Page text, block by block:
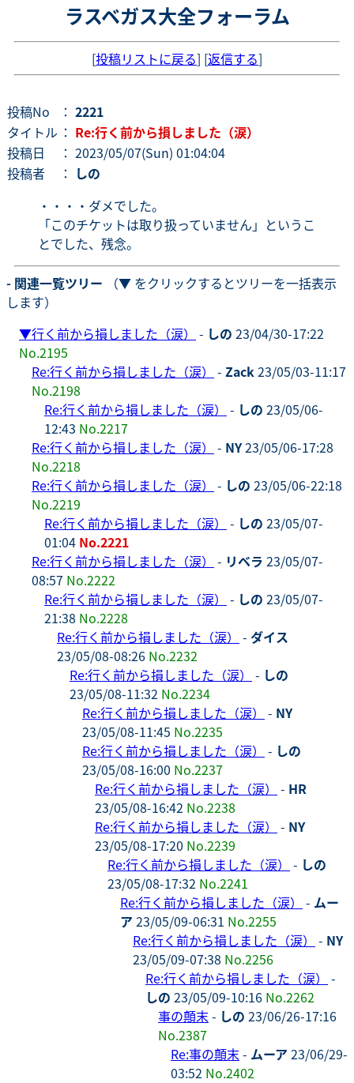
ラスベガス大全フォーラム
[投稿リストに戻る] [返信する]
投稿No ： 2221
タイトル ： Re:行く前から損しました（涙）
投稿日
： 2023/05/07(Sun) 01:04:04
投稿者
： しの
・・・・ダメでした。
「このチケットは取り扱っていません」というこ
とでした、残念。
- 関連一覧ツリー （▼ をクリックするとツリーを一括表示
します）
▼行く前から損しました（涙） - しの 23/04/30-17:22
No.2195
Re:行く前から損しました（涙）
- Zack23/05/03-11:17
No.2198
Re:行く前から損しました（涙）
- しの 23/05/06-
12:43 No.2217
Re:行く前から損しました（涙）
- NY23/05/06-17:28
No.2218
Re:行く前から損しました（涙）
- しの 23/05/06-22:18
No.2219
Re:行く前から損しました（涙）
- しの 23/05/07-
01:04 No.2221
Re:行く前から損しました（涙）
- リベラ 23/05/07-
08:57 No.2222
Re:行く前から損しました（涙）
- しの 23/05/07-
21:38 No.2228
Re:行く前から損しました（涙）
- ダイス
23/05/08-08:26 No.2232
Re:行く前から損しました（涙）
- しの
23/05/08-11:32 No.2234
Re:行く前から損しました（涙）
- NY
23/05/08-11:45 No.2235
Re:行く前から損しました（涙）
- しの
23/05/08-16:00 No.2237
Re:行く前から損しました（涙）
- HR
23/05/08-16:42 No.2238
Re:行く前から損しました（涙）
- NY
23/05/08-17:20 No.2239
Re:行く前から損しました（涙）
- しの
23/05/08-17:32 No.2241
Re:行く前から損しました（涙）
- ムー
ア 23/05/09-06:31 No.2255
Re:行く前から損しました（涙）
- NY
23/05/09-07:38 No.2256
Re:行く前から損しました（涙）
-
しの 23/05/09-10:16 No.2262
事の顛末- しの 23/06/26-17:16
No.2387
Re:事の顛末- ムーア 23/06/29-
03:52 No.2402